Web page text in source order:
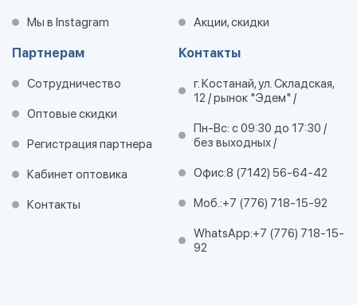
Мы в Instagram Акции, скидки
Партнерам
Сотрудничество
Оптовые скидки
Регистрация партнера
Кабинет оптовика
Контакты
Контакты
г. Костанай, ул. Складская,
12 / рынок "Эдем" /
Пн-Вс: с 09:30 до 17:30 /
без выходных /
Офис:8 (7142) 56-64-42
Моб.:+7 (776) 718-15-92
WhatsApp:+7 (776) 718-15-
92